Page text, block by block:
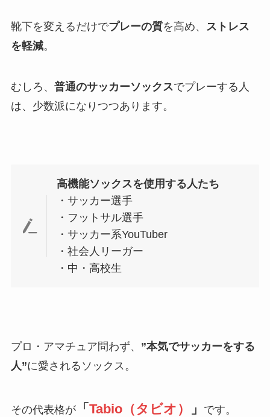
靴下を変えるだけでプレーの質を高め、
ストレス
を軽減。
むしろ、 普通のサッカーソックスでプレーする人
は、少数派になりつつあります。
高機能ソックスを使用する人たち
・サッカー選手
・フットサル選手
・サッカー系YouTuber
・社会人リーガー
・中・高校生
プロ・アマチュア問わず、 ”本気でサッカーをする
人”に愛されるソックス。
その代表格が「 Tabio（タビオ） 」 です。